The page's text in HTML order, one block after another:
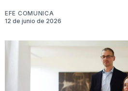
EFE COMUNICA
12 de junio de 2026